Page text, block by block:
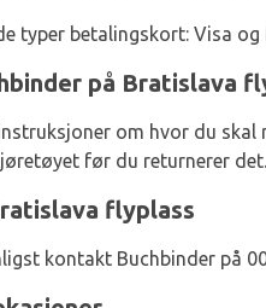
typer betalingskort: Visa og
på Bratislava
om hvor du
før du returnerer det.
flyplass
kontakt Buchbinder på